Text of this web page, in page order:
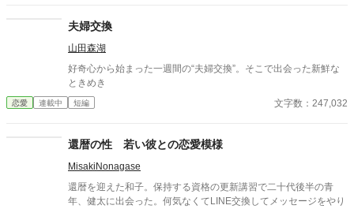
紗夜の部屋でご飯をご馳走になるほど親密に。 優しくて穏やかで
――その色気に触れるたび、翔太の心は揺れていく。 大人の女性
と大学生、甘くちょっぴり刺激的な同居生活（？）がはじまる。
夫婦交換
山田森湖
好奇心から始まった一週間の“夫婦交換”。そこで出会った新鮮な
ときめき
恋愛 連載中 短編 文字数：247,032
還暦の性 若い彼との恋愛模様
MisakiNonagase
還暦を迎えた和子。保持する資格の更新講習で二十代後半の青
年、健太に出会った。何気なくてLINE交換してメッセージをやり